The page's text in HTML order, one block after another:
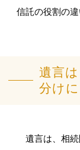
信託の役割の
遺言
分け
遺言は、相続